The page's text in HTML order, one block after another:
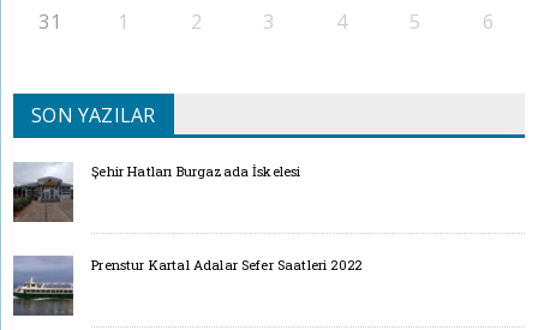
31 1 2 3 4 5 6
SON YAZILAR
Şehir Hatları Burgazada İskelesi
Prenstur Kartal Adalar Sefer Saatleri 2022